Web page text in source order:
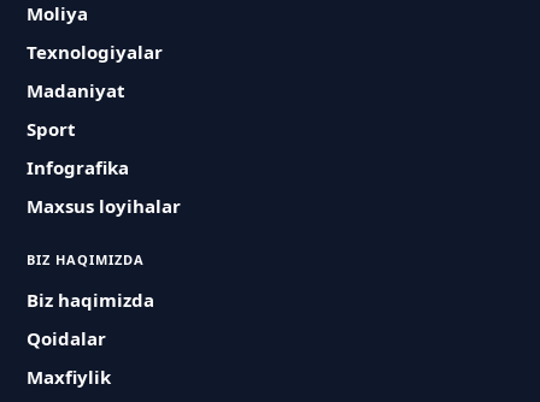
Moliya
Texnologiyalar
Madaniyat
Sport
Infografika
Maxsus loyihalar
BIZ HAQIMIZDA
Biz haqimizda
Qoidalar
Maxfiylik